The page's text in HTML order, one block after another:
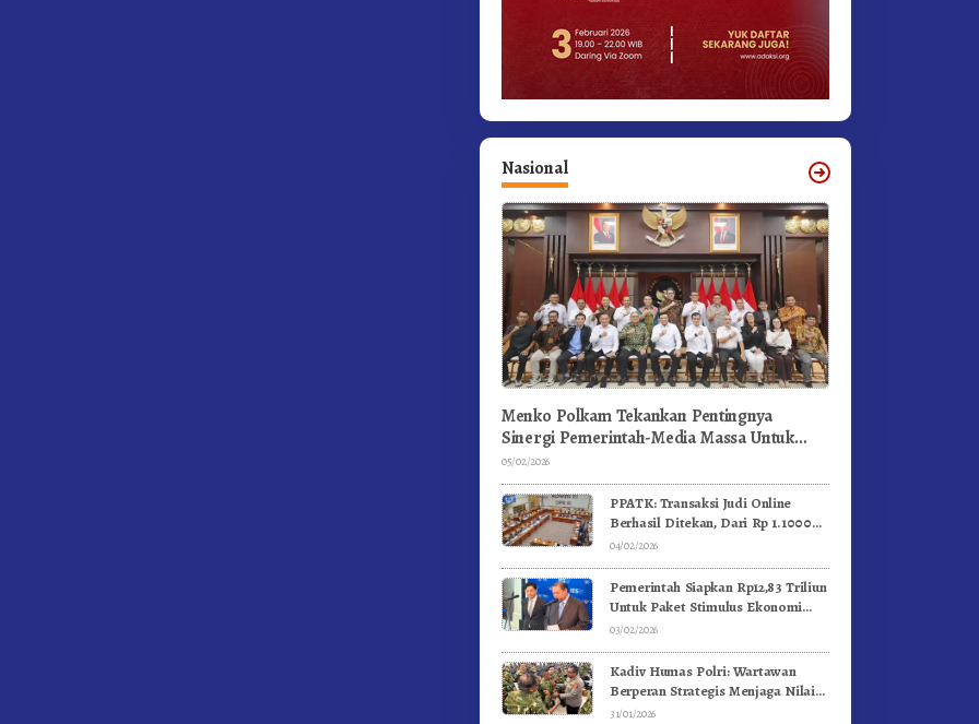
Nasional
Menko Polkam Tekankan Pentingnya
Sinergi Pemerintah-Media Massa Untuk
Jaga Stabilitas Bangsa
05/02/2026
PPATK: Transaksi Judi Online
Berhasil Ditekan, Dari Rp 1.1000
Triliun Menjadi Rp 268 Triliun
04/02/2026
Pemerintah Siapkan Rp12,83 Triliun
Untuk Paket Stimulus Ekonomi
Kuartal I-2026
03/02/2026
Kadiv Humas Polri: Wartawan
Berperan Strategis Menjaga Nilai
Kebangsaan, Demokrasi, dan NKRI
31/01/2026